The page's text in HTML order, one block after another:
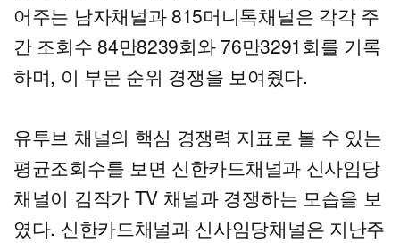
어주는 남자채널과 815머니톡채널은 각각 주
간 조회수 84만8239회와 76만3291회를 기록
하며, 이 부문 순위 경쟁을 보여줬다.
유투브 채널의 핵심 경쟁력 지표로 볼 수 있는
평균조회수를 보면 신한카드채널과 신사임당
채널이 김작가 TV 채널과 경쟁하는 모습을 보
였다. 신한카드채널과 신사임당채널은 지난주